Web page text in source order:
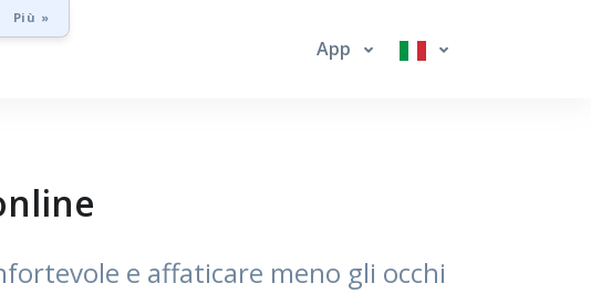
Più »
App
e affaticare meno gli occhi